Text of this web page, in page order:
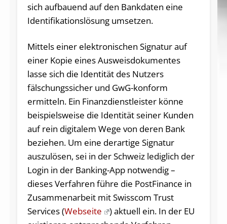
sich aufbauend auf den Bankdaten eine
Identifikationslösung umsetzen.
Mittels einer elektronischen Signatur auf
einer Kopie eines Ausweisdokumentes
lasse sich die Identität des Nutzers
fälschungssicher und GwG-konform
ermitteln. Ein Finanzdienstleister könne
beispielsweise die Identität seiner Kunden
auf rein digitalem Wege von deren Bank
beziehen. Um eine derartige Signatur
auszulösen, sei in der Schweiz lediglich der
Login in der Banking-App notwendig –
dieses Verfahren führe die PostFinance in
Zusammenarbeit mit Swisscom Trust
Services (Webseite
) aktuell ein. In der EU